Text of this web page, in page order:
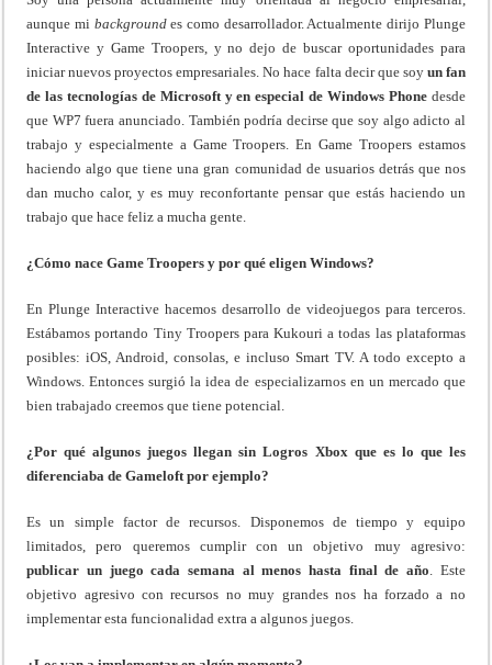
aunque mi backgroundes como desarrollador. Actualmente dirijo Plunge
Interactive y Game Troopers, y no dejo de buscar oportunidades para
iniciar nuevos proyectos empresariales. No hace falta decir que soy un fan
de las tecnologías de Microsoft y en especial de Windows Phonedesde
que WP7 fuera anunciado. También podría decirse que soy algo adicto al
trabajo y especialmente a Game Troopers. En Game Troopers estamos
haciendo algo que tiene una gran comunidad de usuarios detrás que nos
dan mucho calor, y es muy reconfortante pensar que estás haciendo un
trabajo que hace feliz a mucha gente.
¿Cómo nace Game Troopers y por qué eligen Windows?
En Plunge Interactive hacemos desarrollo de videojuegos para terceros.
Estábamos portando Tiny Troopers para Kukouri a todas las plataformas
posibles: iOS, Android, consolas, e incluso Smart TV. A todo excepto a
Windows. Entonces surgió la idea de especializarnos en un mercado que
bien trabajado creemos que tiene potencial.
¿Por qué algunos juegos llegan sin Logros Xbox que es lo que les
diferenciaba de Gameloft por ejemplo?
Es un simple factor de recursos. Disponemos de tiempo y equipo
limitados, pero queremos cumplir con un objetivo muy agresivo:
publicar un juego cada semana al menos hasta final de año. Este
objetivo agresivo con recursos no muy grandes nos ha forzado a no
implementar esta funcionalidad extra a algunos juegos.